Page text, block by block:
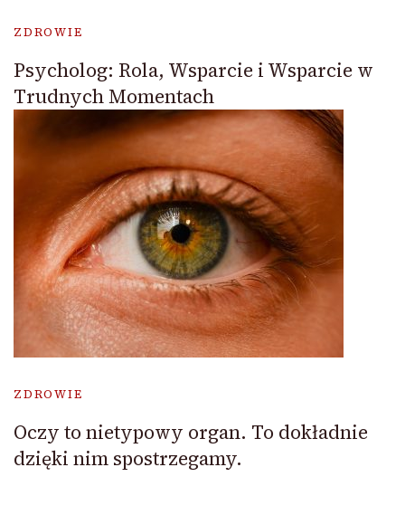
ZDROWIE
Psycholog: Rola, Wsparcie i Wsparcie w
Trudnych Momentach
ZDROWIE
Oczy to nietypowy organ. To dokładnie
dzięki nim spostrzegamy.